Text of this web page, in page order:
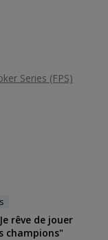
Series (FPS)
rêve de jouer
champions"